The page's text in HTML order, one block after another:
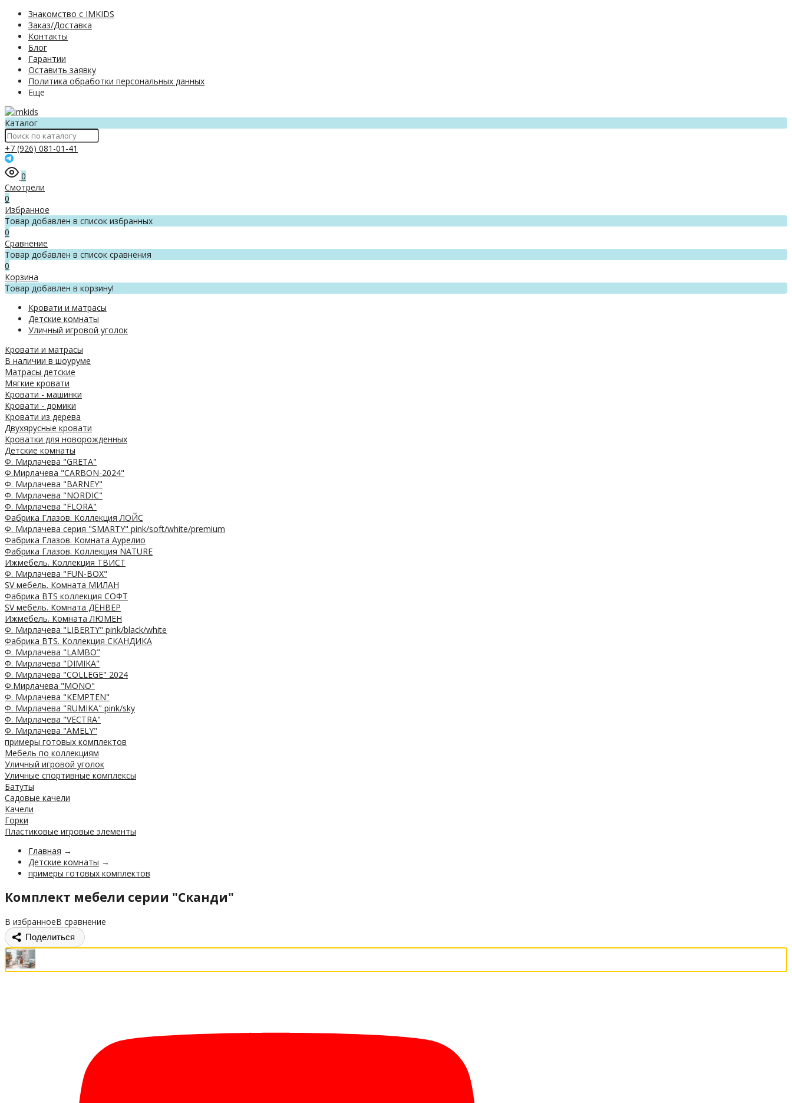
Знакомство с IMKIDS
Заказ/Доставка
Контакты
Блог
Гарантии
Оставить заявку
Политика обработки персональных данных
Еще
Каталог
+7 (926) 081-01-41
0
Смотрели
0
Избранное
Товар добавлен в список избранных
0
Сравнение
Товар добавлен в список сравнения
0
Корзина
Товар добавлен в корзину!
Кровати и матрасы
Детские комнаты
Уличный игровой уголок
Кровати и матрасы
В наличии в шоуруме
Матрасы детские
Мягкие кровати
Кровати - машинки
Кровати - домики
Кровати из дерева
Двухярусные кровати
Кроватки для новорожденных
Детские комнаты
Ф. Мирлачева "GRETA"
Ф.Мирлачева "CARBON-2024"
Ф. Мирлачева "BARNEY"
Ф. Мирлачева "NORDIC"
Ф. Мирлачева "FLORA"
Фабрика Глазов. Коллекция ЛОЙС
Ф. Мирлачева серия "SMARTY" pink/soft/white/premium
Фабрика Глазов. Комната Аурелио
Фабрика Глазов. Коллекция NATURE
Ижмебель. Коллекция ТВИСТ
Ф. Мирлачева "FUN-BOX"
SV мебель. Комната МИЛАН
Фабрика BTS коллекция СОФТ
SV мебель. Комната ДЕНВЕР
Ижмебель. Комната ЛЮМЕН
Ф. Мирлачева "LIBERTY" pink/black/white
Фабрика BTS. Коллекция СКАНДИКА
Ф. Мирлачева "LAMBO"
Ф. Мирлачева "DIMIKA"
Ф. Мирлачева "COLLEGE" 2024
Ф.Мирлачева "MONO"
Ф. Мирлачева "KEMPTEN"
Ф. Мирлачева "RUMIKA" pink/sky
Ф. Мирлачева "VECTRA"
Ф. Мирлачева "AMELY"
примеры готовых комплектов
Мебель по коллекциям
Уличный игровой уголок
Уличные спортивные комплексы
Батуты
Садовые качели
Качели
Горки
Пластиковые игровые элементы
Главная →
Детские комнаты →
примеры готовых комплектов
Комплект мебели серии "Сканди"
В избранноеВ сравнение
Поделиться